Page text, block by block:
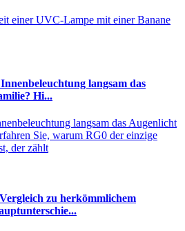
einer UVC-Lampe mit einer Banane
langsam das
Hi...
langsam das Augenlicht
Sie, warum RG0 der einzige
der zählt
zu herkömmlichem